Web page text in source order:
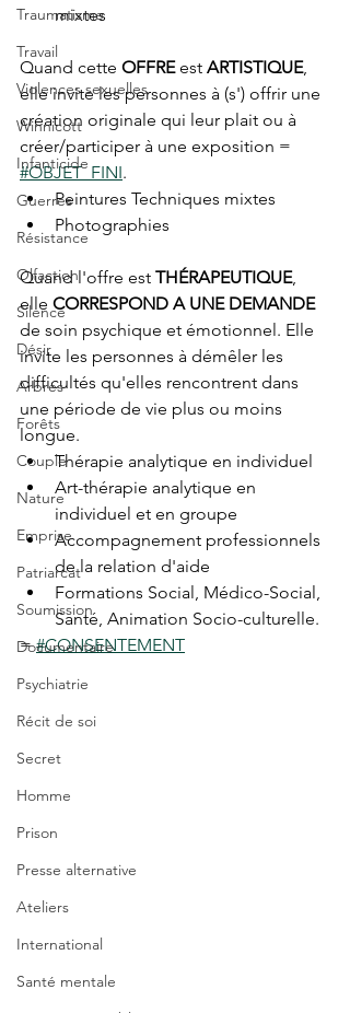
Traumatisme
Travail
Violences sexuelles
Winnicott
Infanticide
Guerres
Résistance
Olfaction
Silence
Désir
Arbres
Forêts
Couple
Nature
Emprise
Patriarcat
Soumission
Documentaire
Psychiatrie
Récit de soi
Secret
Homme
Prison
Presse alternative
Ateliers
International
Santé mentale
mixtes
Quand cette OFFRE est ARTISTIQUE,
elle invite les personnes à (s') offrir une
création originale qui leur plait ou à
créer/participer à une exposition =
#OBJET_FINI.
Peintures Techniques mixtes
Photographies
Quand l'offre est THÉRAPEUTIQUE,
elle CORRESPOND A UNE DEMANDE
de soin psychique et émotionnel. Elle
invite les personnes à démêler les
difficultés qu'elles rencontrent dans
une période de vie plus ou moins
longue.
Thérapie analytique en individuel
Art-thérapie analytique en
individuel et en groupe
Accompagnement professionnels
de la relation d'aide
Formations Social, Médico-Social,
Santé, Animation Socio-culturelle.
= #CONSENTEMENT